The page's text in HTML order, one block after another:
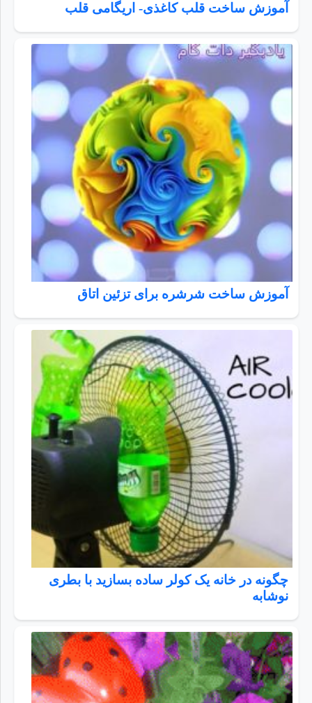
آموزش ساخت قلب کاغذی- اریگامی قلب
آموزش ساخت شرشره برای تزئین اتاق
چگونه در خانه یک کولر ساده بسازید با بطری
نوشابه